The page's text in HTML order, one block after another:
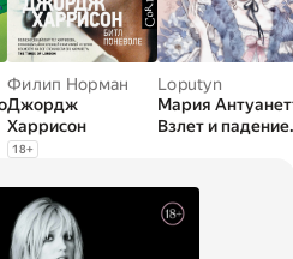
,Вера Богданова С. Самсонов Н.
Филип Норман
Джордж
Харрисон
18+
Loputyn
Мария
Взлет и падение
Loputyn)